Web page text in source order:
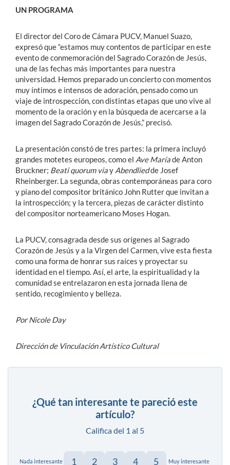
UN PROGRAMA
El director del Coro de Cámara PUCV, Manuel Suazo,
expresó que “estamos muy contentos de participar en este
evento de conmemoración del Sagrado Corazón de Jesús,
una de las fechas más importantes para nuestra
universidad. Hemos preparado un concierto con momentos
muy íntimos e intensos de adoración, pensado como un
viaje de introspección, con distintas etapas que uno vive al
momento de la oración y en la búsqueda de acercarse a la
imagen del Sagrado Corazón de Jesús,” precisó.
La presentación constó de tres partes: la primera incluyó
grandes motetes europeos, como el Ave Maríade Anton
Bruckner; Beati quorum viay Abendliedde Josef
Rheinberger. La segunda, obras contemporáneas para coro
y piano del compositor británico John Rutter que invitan a
la introspección; y la tercera, piezas de carácter distinto
del compositor norteamericano Moses Hogan.
La PUCV, consagrada desde sus orígenes al Sagrado
Corazón de Jesús y a la Virgen del Carmen, vive esta fiesta
como una forma de honrar sus raíces y proyectar su
identidad en el tiempo. Así, el arte, la espiritualidad y la
comunidad se entrelazaron en esta jornada llena de
sentido, recogimiento y belleza.
Por Nicole Day
Dirección de Vinculación Artístico Cultural
¿Qué tan interesante te pareció este
artículo?
Califica del 1 al 5
Nada interesante 1 2 3 4 5 Muy interesante